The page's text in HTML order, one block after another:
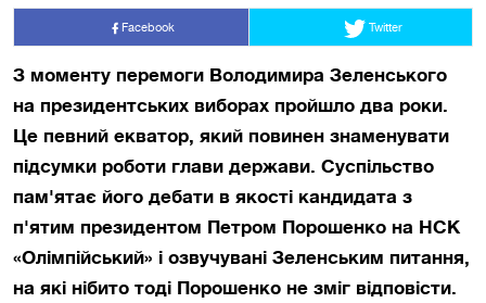
Facebook Twitter
З моменту перемоги Володимира Зеленського
на президентських виборах пройшло два роки.
Це певний екватор, який повинен знаменувати
підсумки роботи глави держави. Суспільство
пам'ятає його дебати в якості кандидата з
п'ятим президентом Петром Порошенко на НСК
«Олімпійський» і озвучувані Зеленським питання,
на які нібито тоді Порошенко не зміг відповісти.